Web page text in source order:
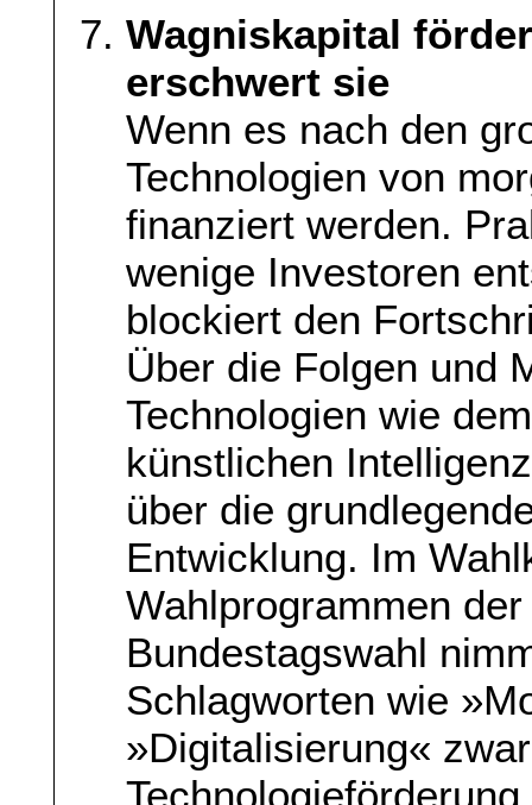
Wagniskapital
erschwert sie
Wenn es nach den
Technologien von
finanziert werden.
wenige Investoren
blockiert den
Über die Folgen und
Technologien wie
künstlichen
über die
Entwicklung. Im
Wahlprogrammen
Bundestagswahl
Schlagworten wie
»Digitalisierung«